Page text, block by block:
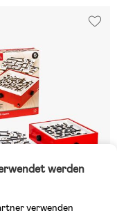
werden
verwenden